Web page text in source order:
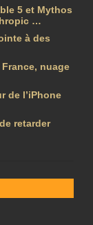
5 et Mythos
…
à des
nuage
de l’iPhone
retarder